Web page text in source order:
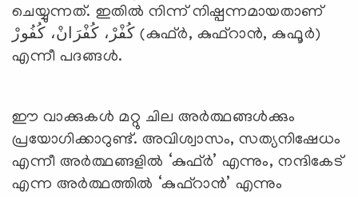
ചെയ്യുന്നത്. ഇതില്‍ നിന്ന് നിഷ്പന്നമായതാണ്
كُفْرْ، كُفْرَانْ، كُفُورْ (കുഫ്ര്‍, കുഫ്‌റാന്‍, കുഫൂര്‍)
എന്നീ പദങ്ങള്‍.
ഈ വാക്കുകള്‍ മറ്റു ചില അര്‍ത്ഥങ്ങള്‍ക്കും
പ്രയോഗിക്കാറുണ്ട്. അവിശ്വാസം, സത്യനിഷേധം
എന്നീ അര്‍ത്ഥങ്ങളില്‍ ‘കുഫ്ര്‍’ എന്നും, നന്ദികേട്
എന്ന അര്‍ത്ഥത്തില്‍ ‘കുഫ്‌റാന്‍’ എന്നും